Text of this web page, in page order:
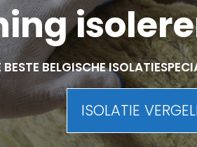
BESTE BELGISCHE
ISOLATIE